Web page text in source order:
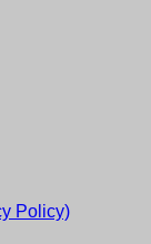
Policy)